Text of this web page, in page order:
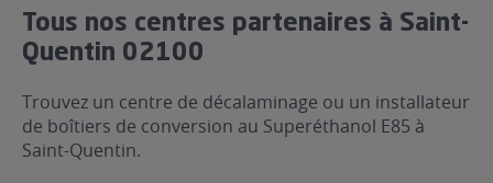
le Décalaminage
du carburant avec
garagiste
garagiste
Tous nos centres partenaires à Saint-
Quentin 02100
Trouvez un centre de décalaminage ou un installateur
de boîtiers de conversion au Superéthanol E85 à
Saint-Quentin.